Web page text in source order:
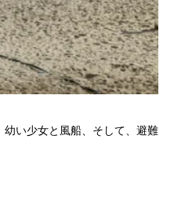
い少女と風船、そして、避難